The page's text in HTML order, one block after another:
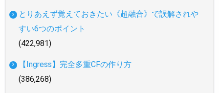
とりあえず覚えておきたい《超融合》で誤解されや
すい6つのポイント
(422,981)
【Ingress】完全多重CFの作り方
(386,268)